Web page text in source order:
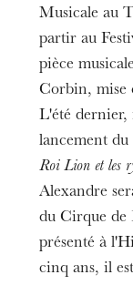
Musicale au
partir au
pièce
Corbin, mise
L'été
lancement
Roi Lion et les
Alexandre
du Cirque de
présenté à
cinq ans, il